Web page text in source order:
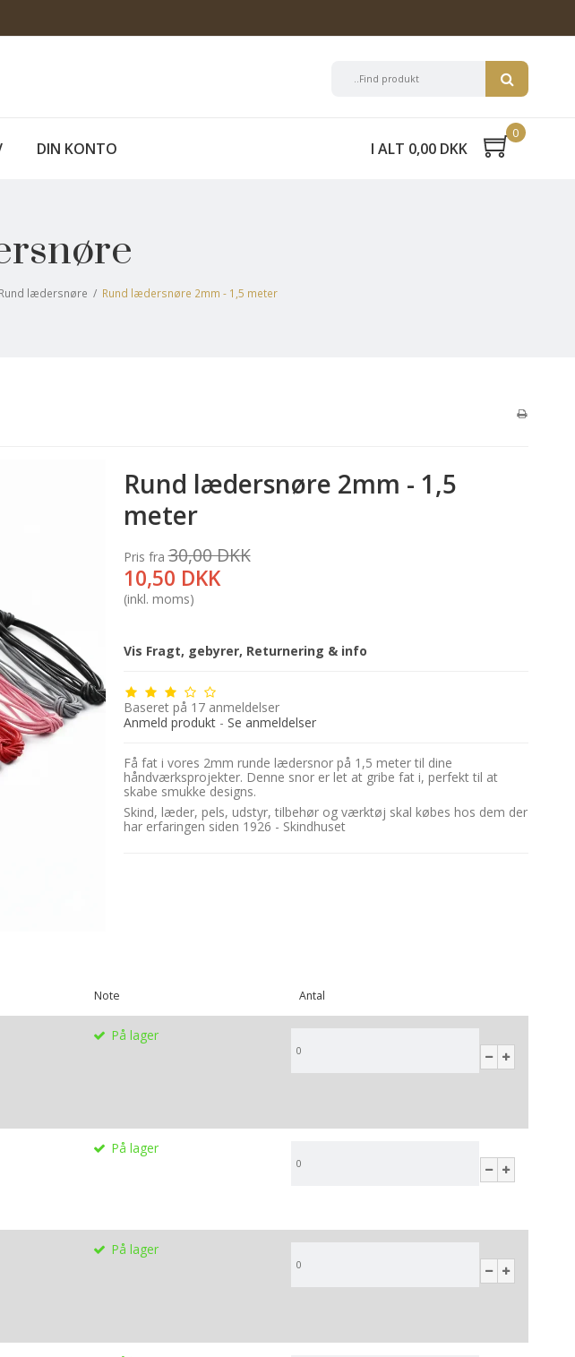
DIN KONTO I ALT 0,00 DKK
0
Rund lædersnøre / Rund lædersnøre 2mm - 1,5 meter
Rund lædersnøre 2mm - 1,5
meter
Pris fra
10,50 DKK
30,00 DKK
(inkl. moms)
Vis Fragt, gebyrer, Returnering & info
Baseret på 17anmeldelser
Anmeld produkt- Se anmeldelser
Få fat i vores 2mm runde lædersnor på 1,5 meter til dine
håndværksprojekter. Denne snor er let at gribe fat i, perfekt til at
skabe smukke designs.
Skind, læder, pels, udstyr, tilbehør og værktøj skal købes hos dem der
har erfaringen siden 1926 - Skindhuset
Note Antal
På lager
På lager
På lager